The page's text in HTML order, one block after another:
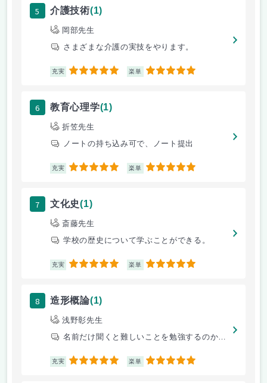
5 介護技術(1)
岡部先生
さまざまな介護の実技をやります。
充実 5 楽単 5
6 教育心理学(1)
折笠先生
ノートの持ち込み可で、ノート提出
充実 5 楽単 5
7 文化史(1)
斎藤先生
学校の歴史について学ぶことができる。
充実 5 楽単 5
8 造形概論(1)
浅野彰先生
名前だけ聞くと難しいことを勉強するのかと思いがちですが、有名な芸術家の
充実 5 楽単 5